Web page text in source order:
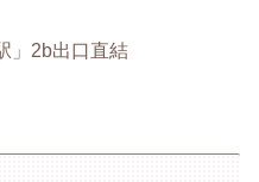
」2b出口直結